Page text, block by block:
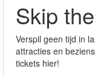
Skip
Verspil geen tijd in
attracties en
tickets hier!